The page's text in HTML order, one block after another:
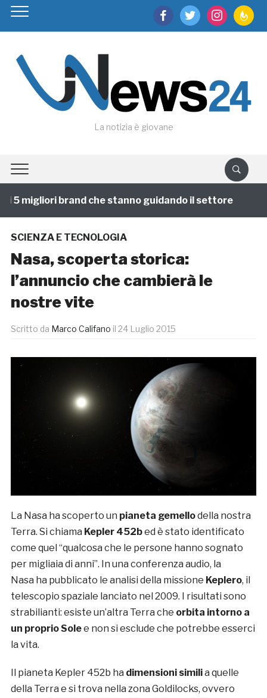
facebooktwitter instagram
La notizia è giovane
migliori brand che stanno guidando il settore
SCIENZA E TECNOLOGIA
Nasa, scoperta storica:
l’annuncio che cambierà le
nostre vite
Scritto da Marco Califano il 24 Luglio 2015
La Nasa ha scoperto un pianeta gemellodella nostra
Terra. Si chiama Kepler 452bed è stato identificato
come quel “qualcosa che le persone hanno sognato
per migliaia di anni”. In una conferenza audio, la
Nasa ha pubblicato le analisi della missione Keplero, il
telescopio spaziale lanciato nel 2009. I risultati sono
strabilianti: esiste un’altra Terra che orbita intorno a
un proprio Solee non si esclude che potrebbe esserci
la vita.
Il pianeta Kepler 452b ha dimensioni similia quelle
della Terra e si trova nella zona Goldilocks, ovvero